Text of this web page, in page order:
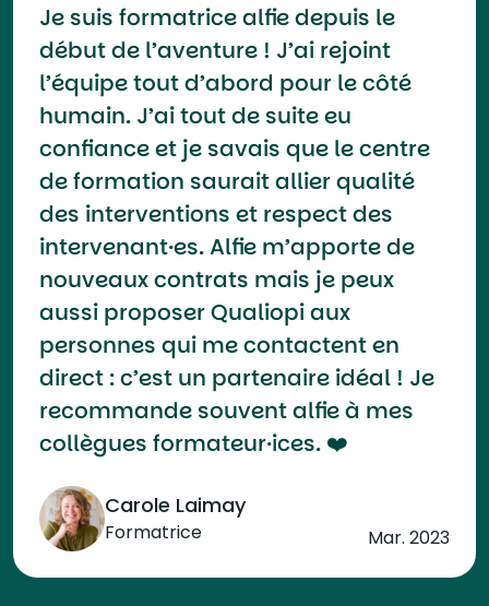
Je suis formatrice alfie depuis le
début de l’aventure ! J’ai rejoint
l’équipe tout d’abord pour le côté
humain. J’ai tout de suite eu
confiance et je savais que le centre
de formation saurait allier qualité
des interventions et respect des
intervenant·es. Alfie m’apporte de
nouveaux contrats mais je peux
aussi proposer Qualiopi aux
personnes qui me contactent en
direct : c’est un partenaire idéal ! Je
recommande souvent alfie à mes
collègues formateur·ices. ❤️
Carole Laimay
Formatrice Mar. 2023